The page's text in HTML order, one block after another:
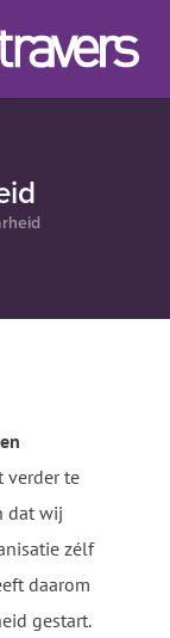
verder te
dat wij
zélf
daarom
gestart.